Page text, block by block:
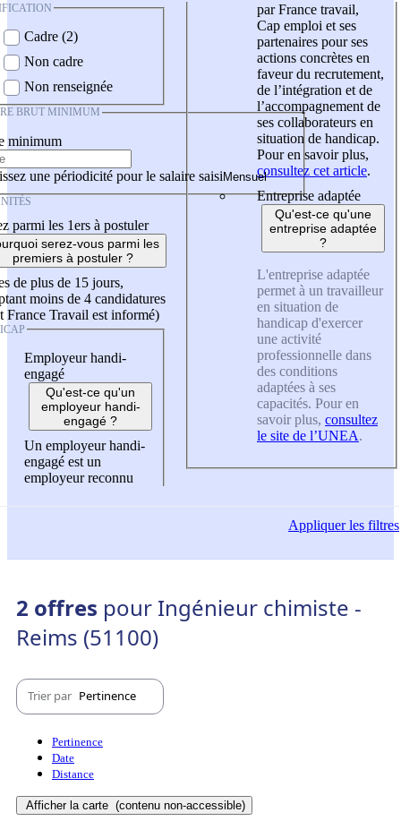
Cadre (2)
Non cadre
Non renseignée
BRUT MINIMUM
minimum
une périodicité pour le salaire saisi
parmi les 1ers à postuler
serez-vous parmi les
premiers à postuler ?
de plus de 15 jours,
moins de 4 candidatures
France Travail est informé)
Employeur handi-
engagé
Qu'est-ce qu'un
employeur handi-
engagé ?
Un employeur handi-
engagé est un
employeur reconnu
par France travail,
Cap emploi et ses
partenaires pour ses
actions concrètes en
faveur du recrutement,
de l’intégration et de
l’accompagnement de
ses collaborateurs en
situation de handicap.
Pour en savoir plus,
consultez cet article.
Entreprise adaptée
Qu'est-ce qu'une
entreprise adaptée
?
L'entreprise adaptée
permet à un travailleur
en situation de
handicap d'exercer
une activité
professionnelle dans
des conditions
adaptées à ses
capacités. Pour en
savoir plus, consultez
le site de l’UNEA.
Appliquerles filtres
2 offres pour Ingénieur chimiste -
Reims (51100)
Trier par Pertinence
Pertinence
Date
Distance
Afficher la carte (contenu non-accessible)